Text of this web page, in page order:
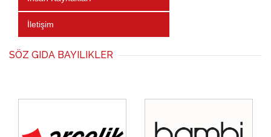
İletişim
SÖZ GIDA BAYILIKLER